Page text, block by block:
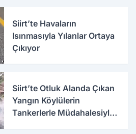
Siirt’te Havaların
Isınmasıyla Yılanlar Ortaya
Çıkıyor
Siirt’te Otluk Alanda Çıkan
Yangın Köylülerin
Tankerlerle Müdahalesiyle